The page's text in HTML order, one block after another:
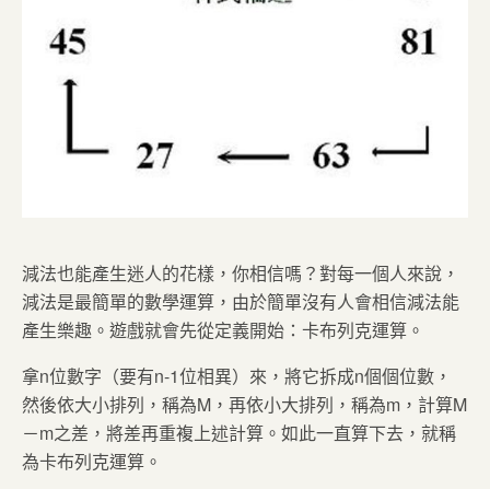
減法也能產生迷人的花樣，你相信嗎？對每一個人來說，
減法是最簡單的數學運算，由於簡單沒有人會相信減法能
產生樂趣。遊戲就會先從定義開始：卡布列克運算。
拿n位數字（要有n-1位相異）來，將它拆成n個個位數，
然後依大小排列，稱為M，再依小大排列，稱為m，計算M
－m之差，將差再重複上述計算。如此一直算下去，就稱
為卡布列克運算。